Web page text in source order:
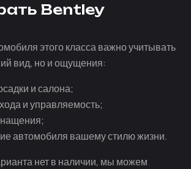
Bentley
этого класса важно учитывать
вид, но и ощущения:
и салона;
и управляемость;
автомобиля вашему стилю жизни.
нет в наличии, мы можем